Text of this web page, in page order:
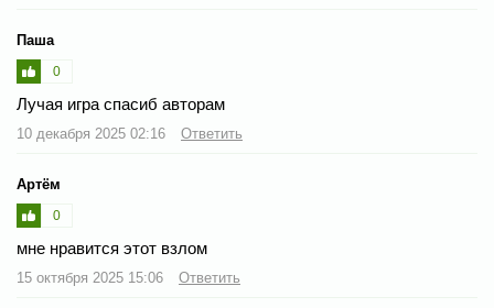
Паша
0
Лучая игра спасиб авторам
10 декабря 2025 02:16 Ответить
Артём
0
мне нравится этот взлом
15 октября 2025 15:06 Ответить